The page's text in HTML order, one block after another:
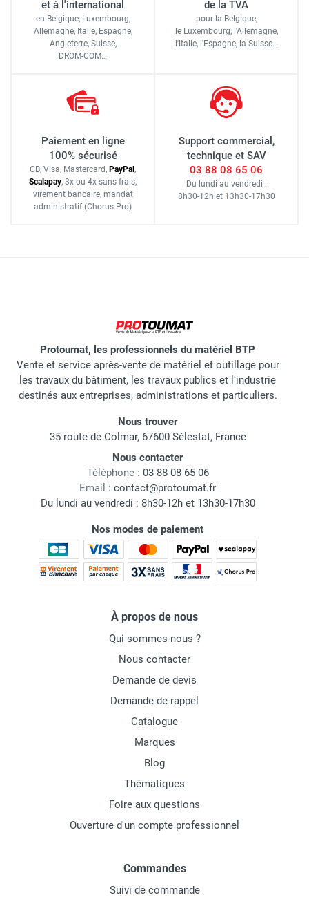
et à l'international
en Belgique, Luxembourg,
Allemagne, Italie, Espagne,
Angleterre, Suisse,
DROM-COM…
de la TVA
pour la Belgique,
le Luxembourg, l'Allemagne,
l'Italie, l'Espagne, la Suisse…
Paiement en ligne
100% sécurisé
CB, Visa, Mastercard, PayPal,
Scalapay, 3x ou 4x sans frais,
virement bancaire, mandat
administratif (Chorus Pro)
Support commercial,
technique et SAV
03 88 08 65 06
Du lundi au vendredi :
8h30-12h et 13h30-17h30
Protoumat, les professionnels du matériel BTP
Vente et service après-vente de matériel et outillage pour
les travaux du bâtiment, les travaux publics et l'industrie
destinés aux entreprises, administrations et particuliers.
Nous trouver
35 route de Colmar, 67600 Sélestat, France
Nous contacter
Téléphone : 03 88 08 65 06
Email : contact@protoumat.fr
Du lundi au vendredi : 8h30-12h et 13h30-17h30
Nos modes de paiement
À propos de nous
Qui sommes-nous ?
Nous contacter
Demande de devis
Demande de rappel
Catalogue
Marques
Blog
Thématiques
Foire aux questions
Ouverture d'un compte professionnel
Commandes
Suivi de commande